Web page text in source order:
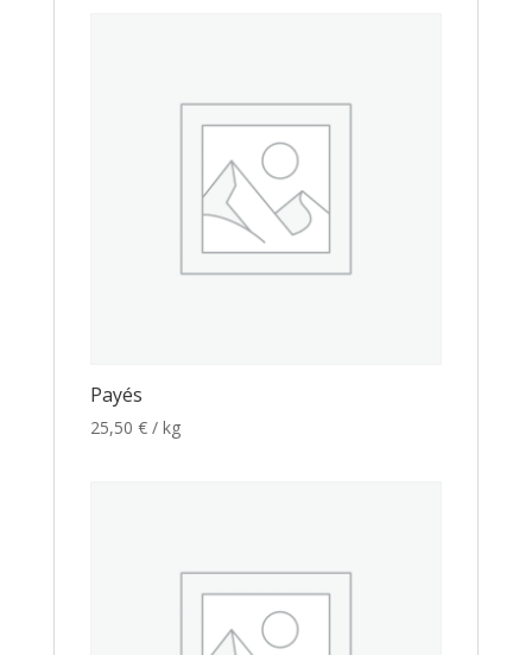
Payés
25,50 € / kg